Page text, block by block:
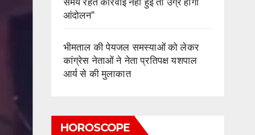
समय रहते कार्रवाई नहीं हुई तो उग्र होगा
आंदोलन”
भीमताल की पेयजल समस्याओं को लेकर
कांग्रेस नेताओं ने नेता प्रतिपक्ष यशपाल
आर्य से की मुलाकात
HOROSCOPE